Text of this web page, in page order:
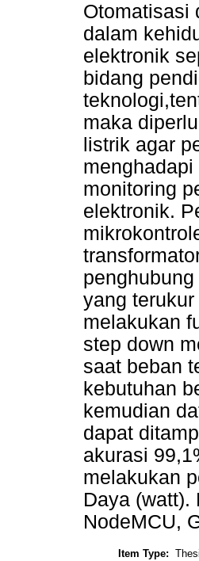
Otomatisasi
dalam
elektronik
bidang
maka
listrik agar
monitoring
elektronik.
yang
melakukan
step down
saat beban
kebutuhan
kemudian
dapat
akurasi
melakukan
Daya (watt).
NodeMCU,
Item Type: